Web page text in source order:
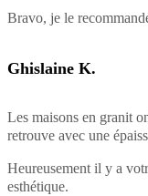
Bravo, je le
Ghislaine K.
Les maisons en granit
retrouve avec une
Heureusement il y a
esthétique.